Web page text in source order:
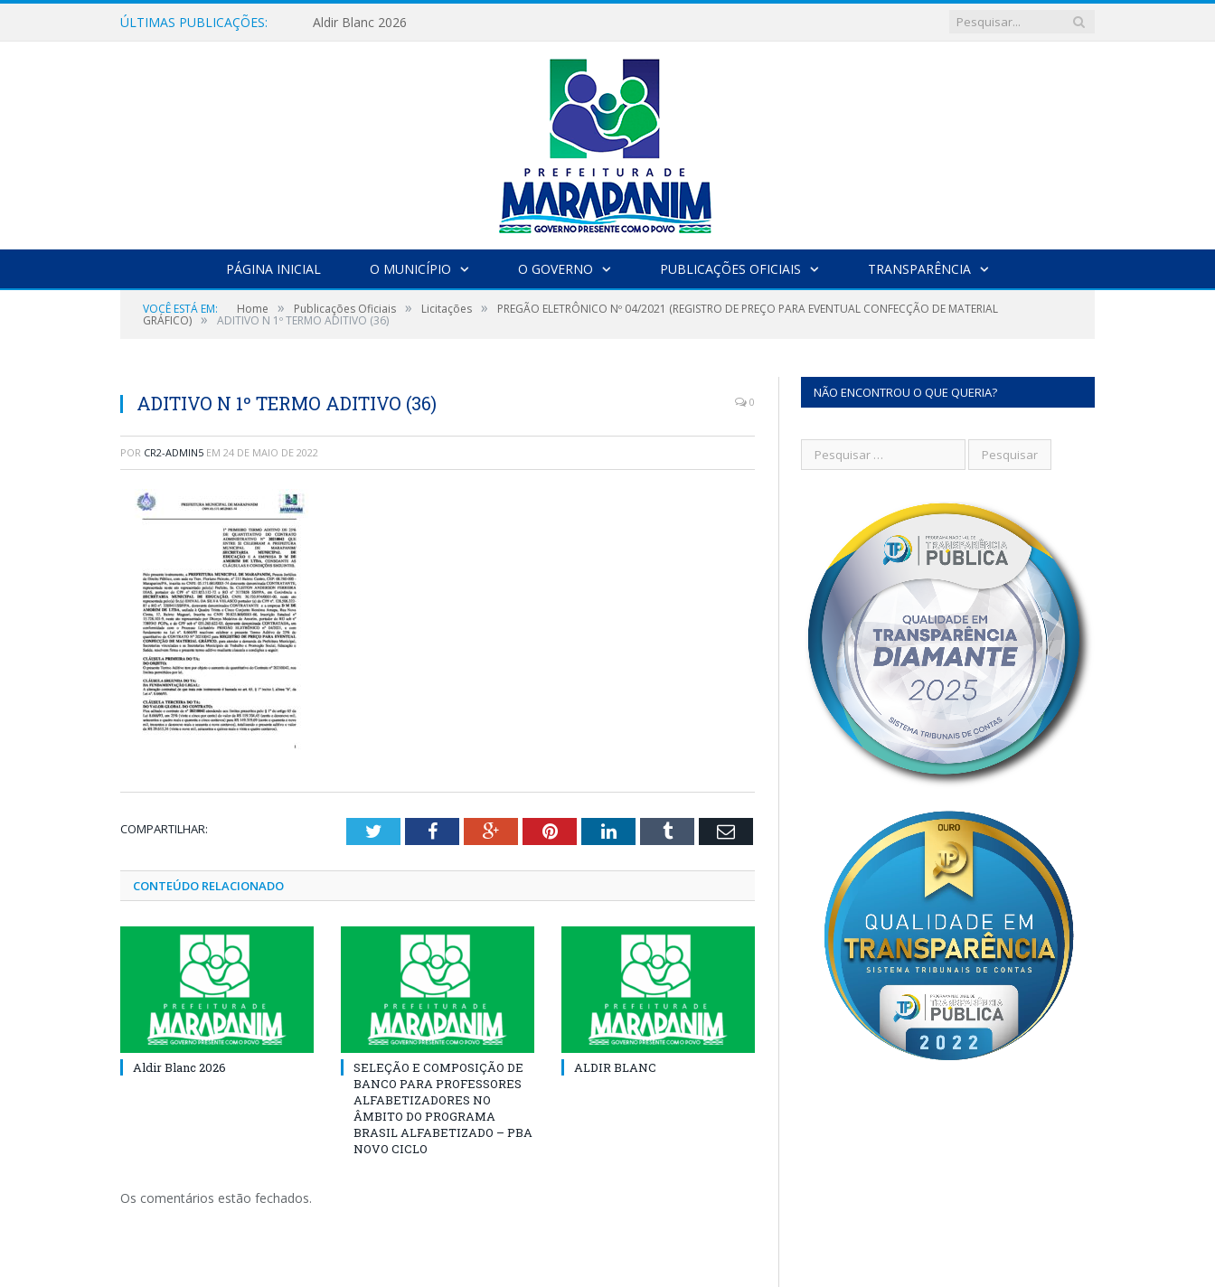
ÚLTIMAS PUBLICAÇÕES: Aldir Blanc 2026
PÁGINA INICIAL O MUNICÍPIO O GOVERNO PUBLICAÇÕES OFICIAIS TRANSPARÊNCIA
VOCÊ ESTÁ EM: Home » Publicações Oficiais » Licitações » PREGÃO ELETRÔNICO Nº 04/2021 (REGISTRO DE PREÇO PARA EVENTUAL CONFECÇÃO DE MATERIAL
GRÁFICO) » ADITIVO N 1º TERMO ADITIVO (36)
ADITIVO N 1º TERMO ADITIVO (36) 0
POR CR2-ADMIN5 EM 24 DE MAIO DE 2022
COMPARTILHAR: TwitterFacebookGoogle+PinterestLinkedInTumblr Email
CONTEÚDO RELACIONADO
Aldir Blanc 2026
SELEÇÃO E COMPOSIÇÃO DE
BANCO PARA PROFESSORES
ALFABETIZADORES NO
ÂMBITO DO PROGRAMA
BRASIL ALFABETIZADO – PBA
NOVO CICLO
ALDIR BLANC
Os comentários estão fechados.
NÃO ENCONTROU O QUE QUERIA?